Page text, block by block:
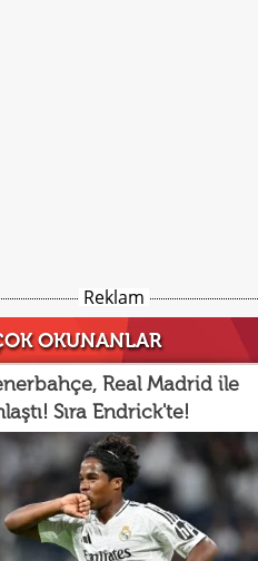
Reklam
OKUNANLAR
Real Madrid ile
Sıra Endrick'te!